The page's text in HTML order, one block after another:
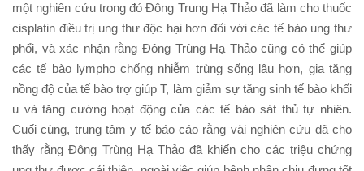
một nghiên cứu trong đó Đông Trung Hạ Thảo đã làm cho thuốc
cisplatin điều trị ung thư độc hại hơn đối với các tế bào ung thư
phổi, và xác nhận rằng Đông Trùng Hạ Thảo cũng có thể giúp
các tế bào lympho chống nhiễm trùng sống lâu hơn, gia tăng
nồng độ của tế bào trợ giúp T, làm giảm sự tăng sinh tế bào khối
u và tăng cường hoạt động của các tế bào sát thủ tự nhiên.
Cuối cùng, trung tâm y tế báo cáo rằng vài nghiên cứu đã cho
thấy rằng Đông Trùng Hạ Thảo đã khiến cho các triệu chứng